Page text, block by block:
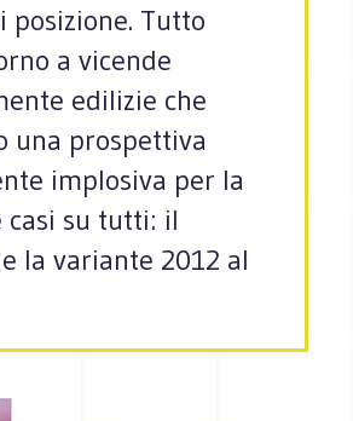
posizione. Tutto
a vicende
edilizie che
una prospettiva
implosiva per la
casi su tutti: il
la variante 2012 al